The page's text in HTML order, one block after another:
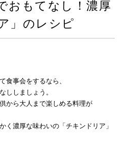
おもてなし！濃厚
」のレシピ
食事会をするなら、
ししましょう。
から大人まで楽しめる料理が
く濃厚な味わいの「チキンドリア」